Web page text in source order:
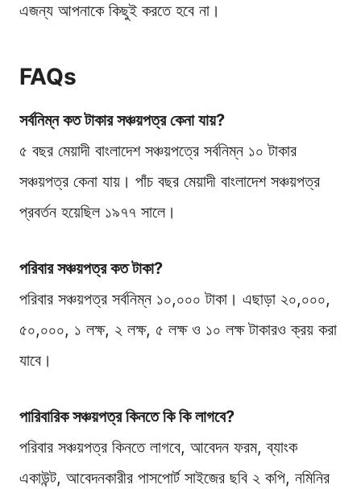
এজন্য আপনাকে কিছুই করতে হবে না।
FAQs
সর্বনিম্ন কত টাকার সঞ্চয়পত্র কেনা যায়?
৫ বছর মেয়াদী বাংলাদেশ সঞ্চয়পত্রে সর্বনিম্ন ১০ টাকার
সঞ্চয়পত্র কেনা যায়। পাঁচ বছর মেয়াদী বাংলাদেশ সঞ্চয়পত্র
প্রবর্তন হয়েছিল ১৯৭৭ সালে।
পরিবার সঞ্চয়পত্র কত টাকা?
পরিবার সঞ্চয়পত্র সর্বনিম্ন ১০,০০০ টাকা। এছাড়া ২০,০০০,
৫০,০০০, ১ লক্ষ, ২ লক্ষ, ৫ লক্ষ ও ১০ লক্ষ টাকারও ক্রয় করা
যাবে।
পারিবারিক সঞ্চয়পত্র কিনতে কি কি লাগবে?
পরিবার সঞ্চয়পত্র কিনতে লাগবে, আবেদন ফরম, ব্যাংক
একাউন্ট, আবেদনকারীর পাসপোর্ট সাইজের ছবি ২ কপি, নমিনির